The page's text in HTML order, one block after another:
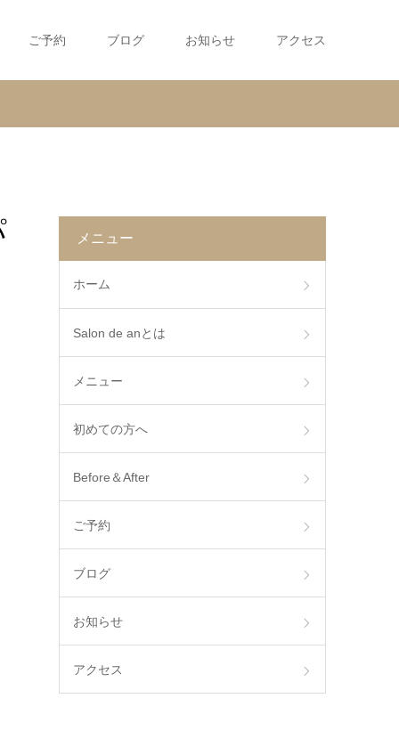
ご予約 ブログ お知らせ アクセス
メニュー
ホーム
Salon de anとは
メニュー
初めての方へ
Before＆After
ご予約
ブログ
お知らせ
アクセス